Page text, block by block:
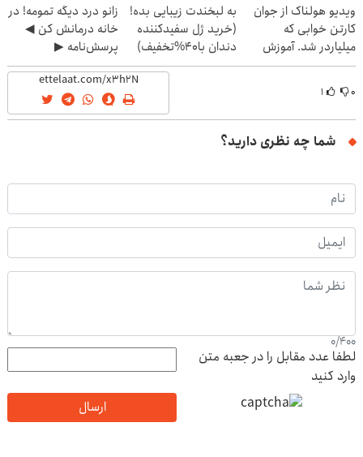
ویدیو هولناک از جوان
کارتن خوابی که
میلیاردر شد. آموزش
رایگان
به لبخندت زیبایی بده!
(خرید ژل سفیدکننده
دندان با40%تخفیف)
زانو درد دیگه تمومه! در
خانه درمانش کن ◀
پرسش‌نامه ▶
۰ ۱
شما چه نظری دارید؟
0/400
لطفا عدد مقابل را در جعبه متن
وارد کنید
ارسال